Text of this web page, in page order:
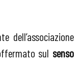
dell’associazione
sul senso